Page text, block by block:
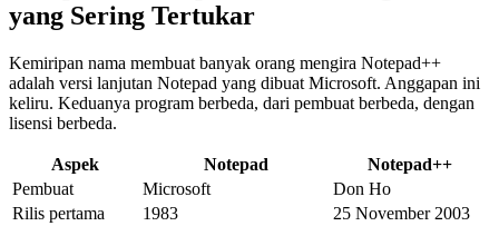
yang Sering Tertukar
Kemiripan nama membuat banyak orang mengira Notepad++
adalah versi lanjutan Notepad yang dibuat Microsoft. Anggapan ini
keliru. Keduanya program berbeda, dari pembuat berbeda, dengan
lisensi berbeda.
Aspek Notepad
Notepad++
Pembuat
Microsoft
Don Ho
Rilis pertama
1983
25 November 2003